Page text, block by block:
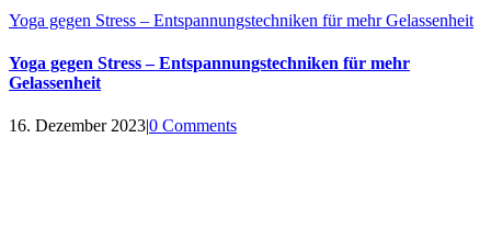
Yoga gegen Stress – Entspannungstechniken für mehr Gelassenheit
Yoga gegen Stress – Entspannungstechniken für mehr
Gelassenheit
16. Dezember 2023|0 Comments